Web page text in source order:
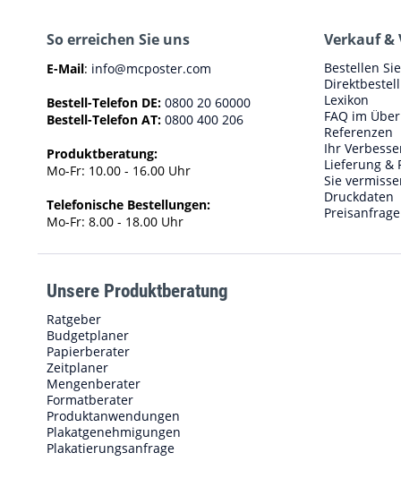
So erreichen Sie uns
E-Mail: info@mcposter.com
Bestell-Telefon DE: 0800 20 60000
Bestell-Telefon AT: 0800 400 206
Produktberatung:
Mo-Fr: 10.00 - 16.00 Uhr
Telefonische Bestellungen:
Mo-Fr: 8.00 - 18.00 Uhr
Verkauf &
Bestellen
Lexikon
FAQ im
Referenzen
Ihr
Lieferung &
Sie
Druckdaten
Preisanfrage
Unsere Produktberatung
Ratgeber
Budgetplaner
Papierberater
Zeitplaner
Mengenberater
Formatberater
Produktanwendungen
Plakatgenehmigungen
Plakatierungsanfrage